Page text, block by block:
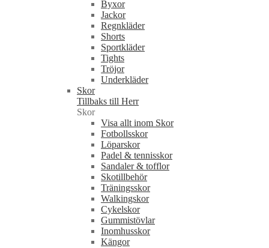
Byxor
Jackor
Regnkläder
Shorts
Sportkläder
Tights
Tröjor
Underkläder
Skor
Tillbaks till Herr
Skor
Visa allt inom Skor
Fotbollsskor
Löparskor
Padel & tennisskor
Sandaler & tofflor
Skotillbehör
Träningsskor
Walkingskor
Cykelskor
Gummistövlar
Inomhusskor
Kängor